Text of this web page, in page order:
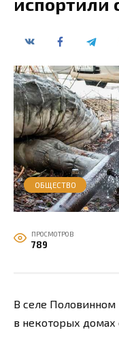
ОБЩЕСТВО
ПРОСМОТРОВ
789
В селе Половинном
в некоторых домах